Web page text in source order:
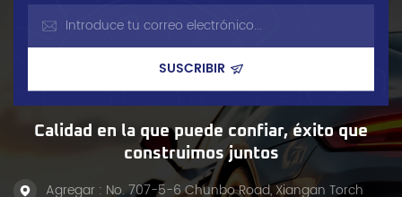
Calidad en la que puede confiar, éxito que
construimos juntos
Agregar : No. 707-5-6 Chunbo Road, Xiangan Torch